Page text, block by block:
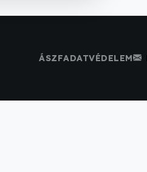
ÁSZFADATVÉDELEM